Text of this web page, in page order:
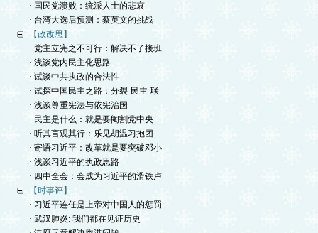
· 国民党溃败：统派人士的悲哀
· 台湾大选后预测：蔡英文的挑战
【政改思】
· 党主立宪之不可行：解决不了接班
· 浅谈党内民主化思路
· 试谈中共执政的合法性
· 试探中国民主之路：分裂-民主-联
· 浅谈尊重宪法与依宪治国
· 民主是什么：就是要阉割党中央
· 听其言观其行：乐见胡温习抱团
· 寄语习近平：改革就是要突破邓小
· 浅谈习近平的执政思路
· 四中全会：会成为习近平的滑铁卢
【时事评】
· 习近平连任是上帝对中国人的惩罚
· 武汉肺炎: 我们都在见证历史